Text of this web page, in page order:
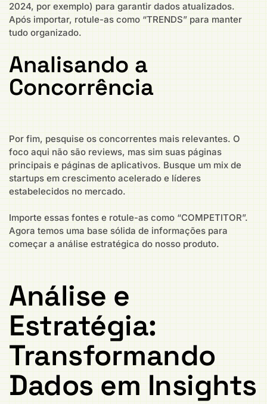
2024, por exemplo) para garantir dados atualizados.
Após importar, rotule-as como “TRENDS” para manter
tudo organizado.
Analisando a
Concorrência
Por fim, pesquise os concorrentes mais relevantes. O
foco aqui não são reviews, mas sim suas páginas
principais e páginas de aplicativos. Busque um mix de
startups em crescimento acelerado e líderes
estabelecidos no mercado.
Importe essas fontes e rotule-as como “COMPETITOR”.
Agora temos uma base sólida de informações para
começar a análise estratégica do nosso produto.
Análise e
Estratégia:
Transformando
Dados em Insights